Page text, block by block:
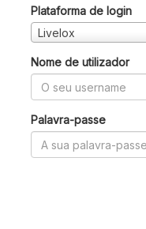
Plataforma de login
Livelox
Nome de utilizador
Palavra-passe